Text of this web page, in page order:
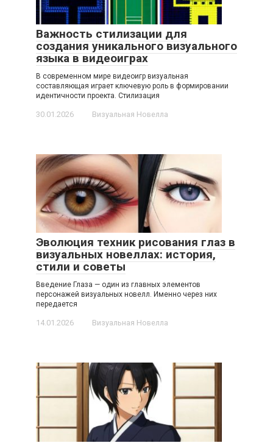
Важность стилизации для
создания уникального визуального
языка в видеоиграх
В современном мире видеоигр визуальная
составляющая играет ключевую роль в формировании
идентичности проекта. Стилизация
30.01.2026 Визуальная Новелла
Эволюция техник рисования глаз в
визуальных новеллах: история,
стили и советы
Введение Глаза — один из главных элементов
персонажей визуальных новелл. Именно через них
передается
14.01.2026 Визуальная Новелла